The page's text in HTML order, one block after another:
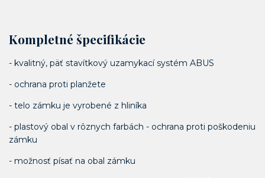
Kompletné špecifikácie
- kvalitný, päť stavítkový uzamykací systém ABUS
- ochrana proti planžete
- telo zámku je vyrobené z hliníka
- plastový obal v rôznych farbách - ochrana proti poškodeniu
zámku
- možnosť písať na obal zámku